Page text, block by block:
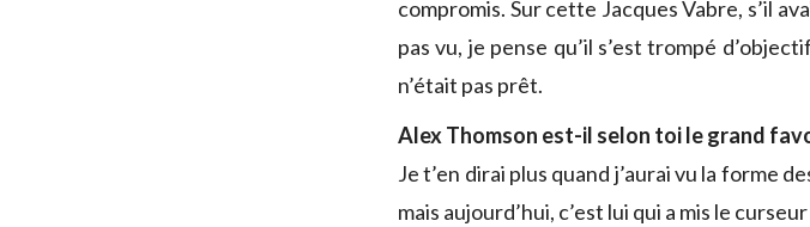
compromis. Sur cette Jacques Vabre, s’il
pas vu, je pense qu’il s’est trompé
n’était pas prêt.
Alex Thomson est-il selon toi le grand
Je t’en dirai plus quand j’aurai vu la forme
mais aujourd’hui, c’est lui qui a mis le